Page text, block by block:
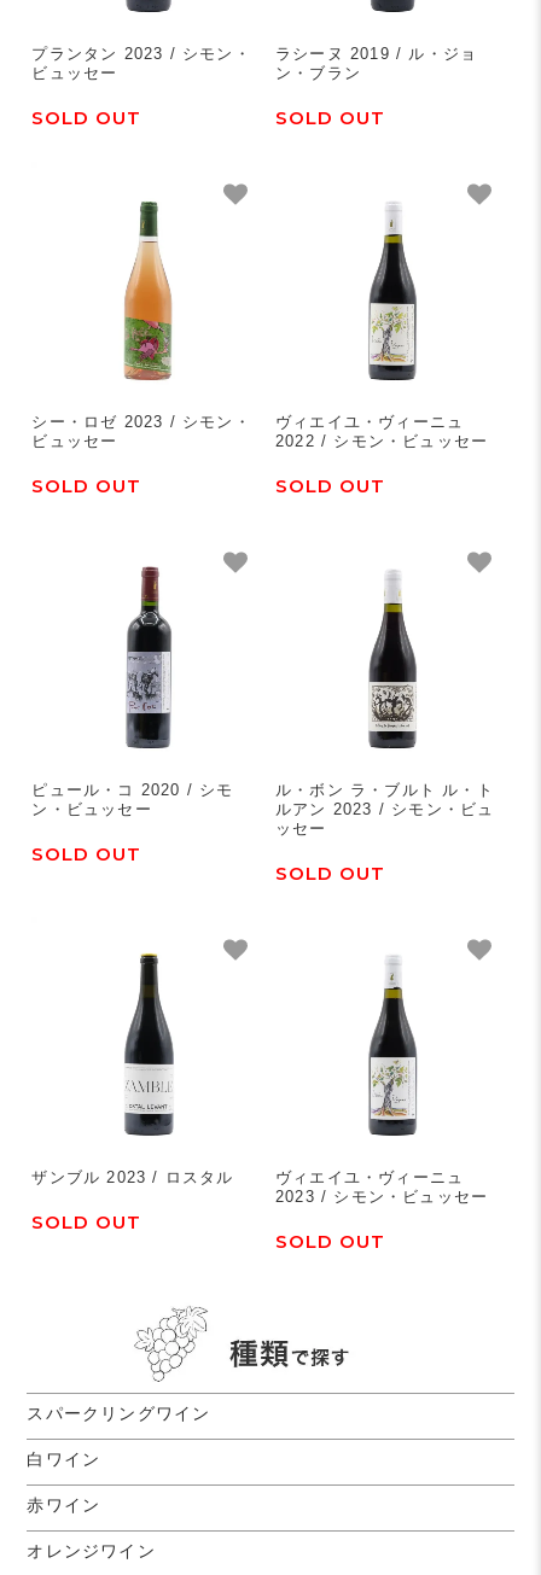
プランタン 2023 / シモン・
ビュッセー
SOLD OUT
ラシーヌ 2019 / ル・ジョ
ン・ブラン
SOLD OUT
シー・ロゼ 2023 / シモン・
ビュッセー
SOLD OUT
ヴィエイユ・ヴィーニュ
2022 / シモン・ビュッセー
SOLD OUT
ピュール・コ 2020 / シモ
ン・ビュッセー
SOLD OUT
ル・ボン ラ・ブルト ル・ト
ルアン 2023 / シモン・ビュ
ッセー
SOLD OUT
ザンブル 2023 / ロスタル
SOLD OUT
ヴィエイユ・ヴィーニュ
2023 / シモン・ビュッセー
SOLD OUT
スパークリングワイン
白ワイン
赤ワイン
オレンジワイン